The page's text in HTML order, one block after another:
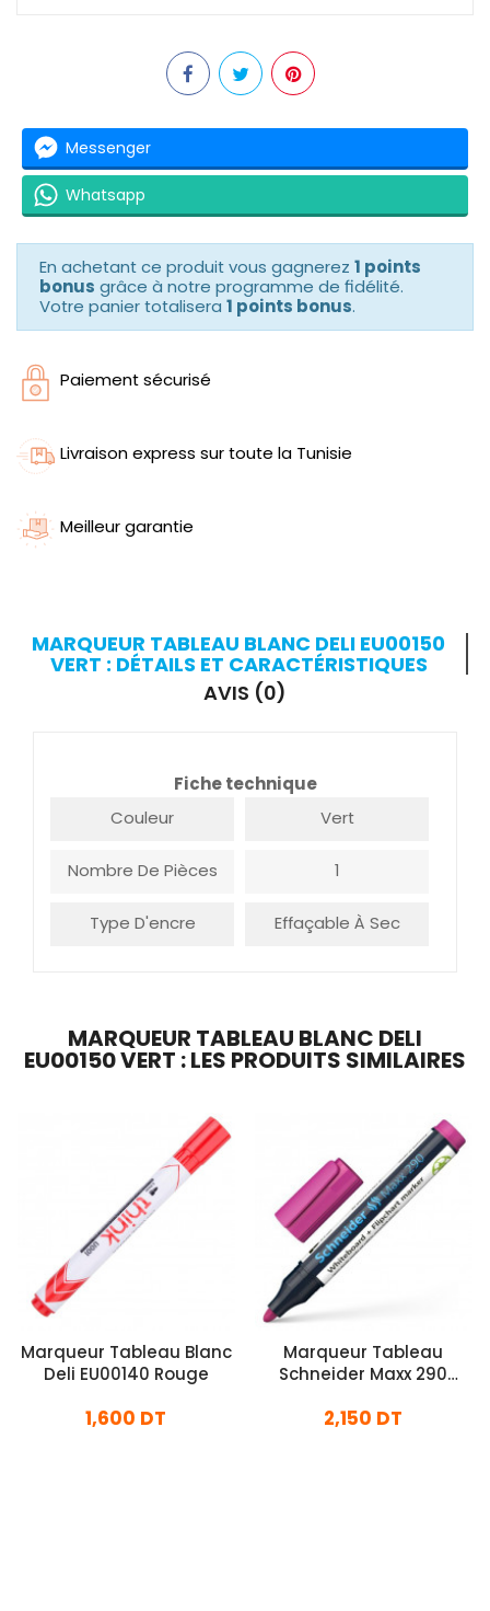
Messenger
Whatsapp
En achetant ce produit vous gagnerez 1 points
bonus grâce à notre programme de fidélité.
Votre panier totalisera 1 points bonus.
Paiement sécurisé
Livraison express sur toute la Tunisie
Meilleur garantie
MARQUEUR TABLEAU BLANC DELI EU00150
VERT : DÉTAILS ET CARACTÉRISTIQUES
AVIS (0)
Fiche technique
Couleur
Vert
Nombre De Pièces 1
Type D'encre Effaçable À Sec
MARQUEUR TABLEAU BLANC DELI
EU00150 VERT : LES PRODUITS SIMILAIRES
Marqueur Tableau Blanc
Deli EU00140 Rouge
1,600 DT
Marqueur Tableau
Schneider Maxx 290
2,150 DT